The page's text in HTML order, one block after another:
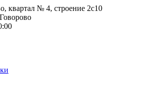
квартал № 4, строение 2с10